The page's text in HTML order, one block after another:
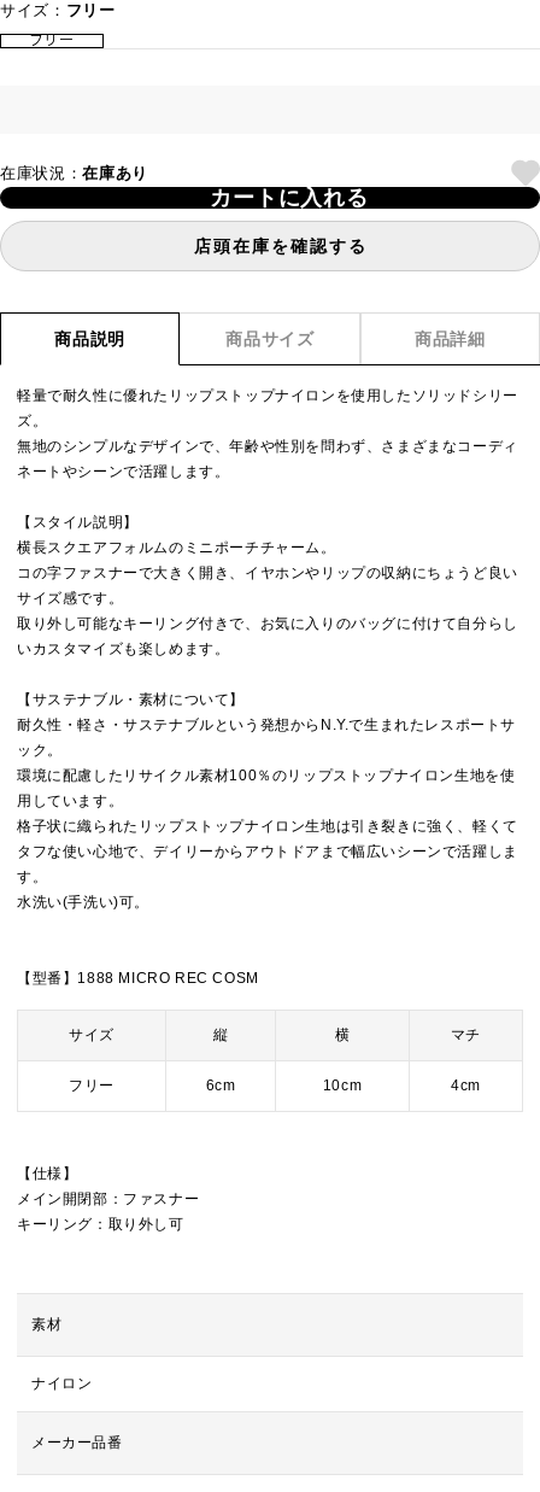
サイズ： フリー
フリー
在庫状況：在庫あり
カートに入れる
店頭在庫を確認する
商品説明 商品サイズ 商品詳細
軽量で耐久性に優れたリップストップナイロンを使用したソリッドシリー
ズ。
無地のシンプルなデザインで、年齢や性別を問わず、さまざまなコーディ
ネートやシーンで活躍します。
【スタイル説明】
横長スクエアフォルムのミニポーチチャーム。
コの字ファスナーで大きく開き、イヤホンやリップの収納にちょうど良い
サイズ感です。
取り外し可能なキーリング付きで、お気に入りのバッグに付けて自分らし
いカスタマイズも楽しめます。
【サステナブル・素材について】
耐久性・軽さ・サステナブルという発想からN.Y.で生まれたレスポートサ
ック。
環境に配慮したリサイクル素材100％のリップストップナイロン生地を使
用しています。
格子状に織られたリップストップナイロン生地は引き裂きに強く、軽くて
タフな使い心地で、デイリーからアウトドアまで幅広いシーンで活躍しま
す。
水洗い(手洗い)可。
【型番】1888 MICRO REC COSM
サイズ 縦 横 マチ
フリー 6cm 10cm 4cm
【仕様】
メイン開閉部：ファスナー
キーリング：取り外し可
素材
ナイロン
メーカー品番